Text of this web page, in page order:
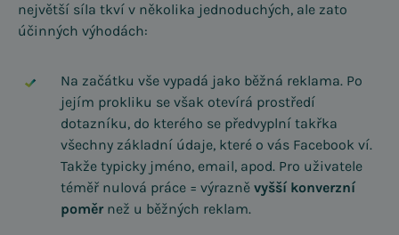
největší síla tkví v několika jednoduchých, ale zato
účinných výhodách:
Na začátku vše vypadá jako běžná reklama. Po
jejím prokliku se však otevírá prostředí
dotazníku, do kterého se předvyplní takřka
všechny základní údaje, které o vás Facebook ví.
Takže typicky jméno, email, apod. Pro uživatele
téměř nulová práce = výrazně vyšší konverzní
poměr než u běžných reklam.